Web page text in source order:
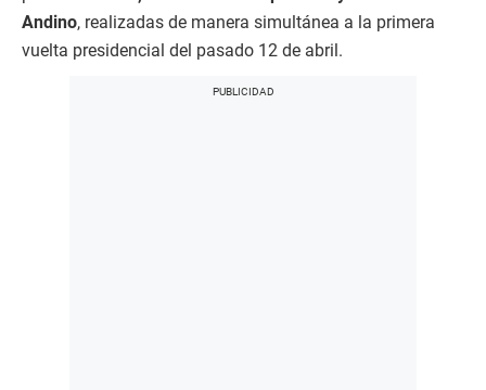
Andino, realizadas de manera simultánea a la primera
vuelta presidencial del pasado 12 de abril.